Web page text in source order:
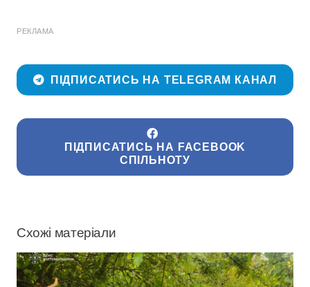
РЕКЛАМА
ПІДПИСАТИСЬ НА TELEGRAM КАНАЛ
ПІДПИСАТИСЬ НА FACEBOOK
СПІЛЬНОТУ
Схожі матеріали